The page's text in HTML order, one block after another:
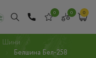
0 0 0
Шини
Белшина Бел-258